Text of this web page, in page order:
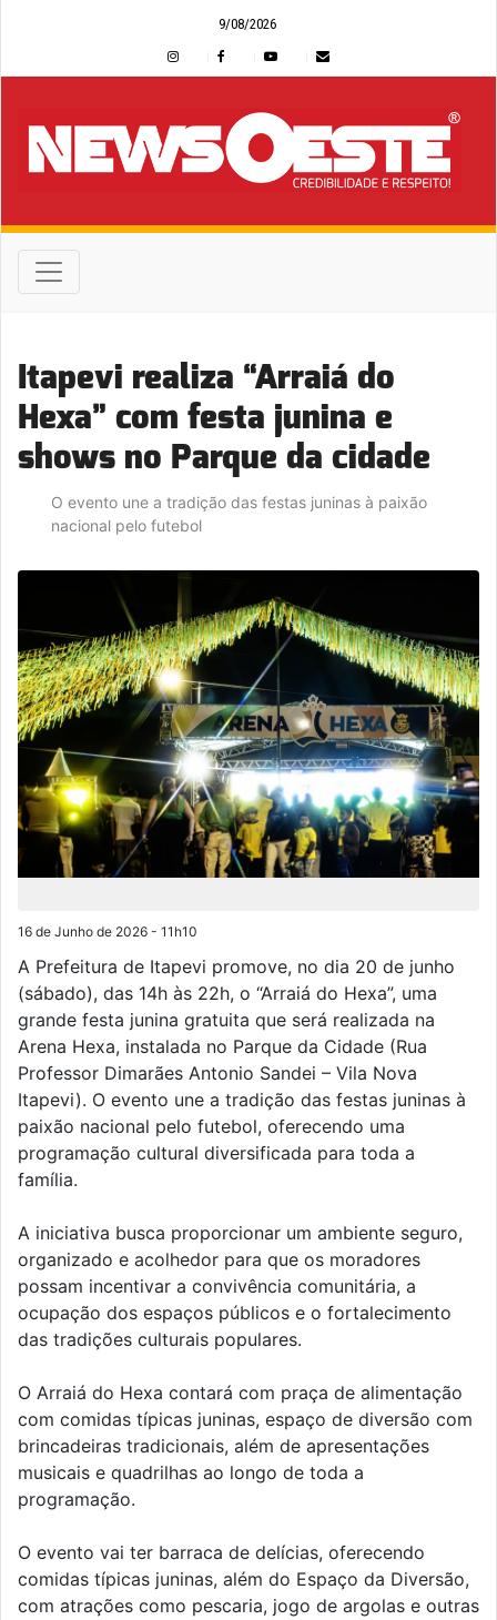
9/08/2026
Itapevi realiza “Arraiá do
Hexa” com festa junina e
shows no Parque da cidade
O evento une a tradição das festas juninas à paixão
nacional pelo futebol
16 de Junho de 2026 - 11h10
A Prefeitura de Itapevi promove, no dia 20 de junho
(sábado), das 14h às 22h, o “Arraiá do Hexa”, uma
grande festa junina gratuita que será realizada na
Arena Hexa, instalada no Parque da Cidade (Rua
Professor Dimarães Antonio Sandei – Vila Nova
Itapevi). O evento une a tradição das festas juninas à
paixão nacional pelo futebol, oferecendo uma
programação cultural diversificada para toda a
família.
A iniciativa busca proporcionar um ambiente seguro,
organizado e acolhedor para que os moradores
possam incentivar a convivência comunitária, a
ocupação dos espaços públicos e o fortalecimento
das tradições culturais populares.
O Arraiá do Hexa contará com praça de alimentação
com comidas típicas juninas, espaço de diversão com
brincadeiras tradicionais, além de apresentações
musicais e quadrilhas ao longo de toda a
programação.
O evento vai ter barraca de delícias, oferecendo
comidas típicas juninas, além do Espaço da Diversão,
com atrações como pescaria, jogo de argolas e outras